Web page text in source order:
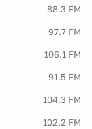
88.3 FM
97.7 FM
106.1 FM
91.5 FM
104.3 FM
102.2 FM